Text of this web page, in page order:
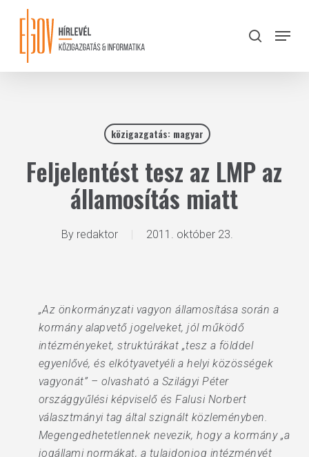
content
search
Menu
közigazgatás: magyar
Feljelentést tesz az LMP az
államosítás miatt
By redaktor 2011. október 23.
„Az önkormányzati vagyon államosítása során a
kormány alapvető jogelveket, jól működő
intézményeket, struktúrákat „tesz a földdel
egyenlővé, és elkótyavetyéli a helyi közösségek
vagyonát” – olvasható a Szilágyi Péter
országgyűlési képviselő és Falusi Norbert
választmányi tag által szignált közleményben.
Megengedhetetlennek nevezik, hogy a kormány „a
jogállami normákat, a tulajdonjog intézményét
Close